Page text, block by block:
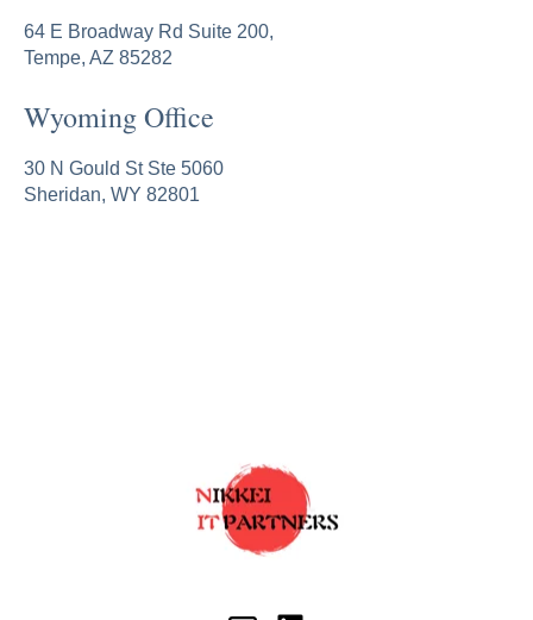
64 E Broadway Rd Suite 200,
Tempe, AZ 85282
Wyoming Office
30 N Gould St Ste 5060
Sheridan, WY 82801